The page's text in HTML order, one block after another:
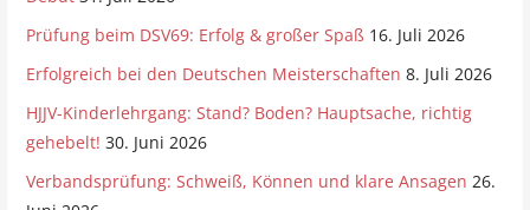
Prüfung beim DSV69: Erfolg & großer Spaß 16. Juli 2026
Erfolgreich bei den Deutschen Meisterschaften 8. Juli 2026
HJJV-Kinderlehrgang: Stand? Boden? Hauptsache, richtig
gehebelt! 30. Juni 2026
Verbandsprüfung: Schweiß, Können und klare Ansagen 26.